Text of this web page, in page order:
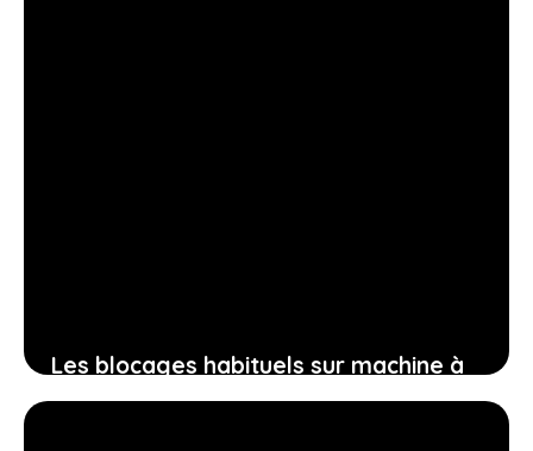
Les blocages habituels sur machine à
café beko et comment les éliminer